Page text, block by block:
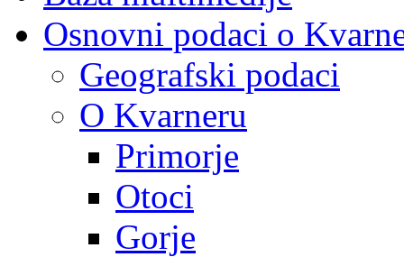
Osnovni podaci o
Geografski podaci
O Kvarneru
Primorje
Otoci
Gorje